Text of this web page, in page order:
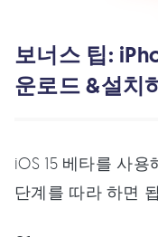
보너스 팁:
운로드 &설치
iOS 15 베타를 사
단계를 따라 하면